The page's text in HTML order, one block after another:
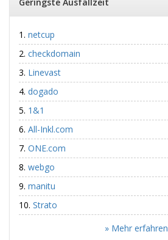
netcup
checkdomain
Linevast
dogado
1&1
All-Inkl.com
ONE.com
webgo
manitu
Strato
» Mehr erfahren